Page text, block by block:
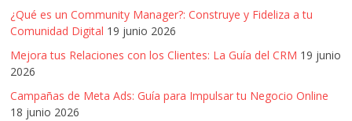
Colombia.
¿Qué es un Community Manager?: Construye y Fideliza a tu
Comunidad Digital 19 junio 2026
Mejora tus Relaciones con los Clientes: La Guía del CRM 19 junio
2026
Campañas de Meta Ads: Guía para Impulsar tu Negocio Online
18 junio 2026